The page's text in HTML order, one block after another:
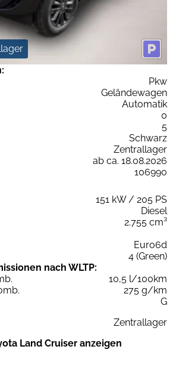
Pkw
Geländewagen
Automatik
0
5
Schwarz
Zentrallager
ab ca. 18.08.2026
106990
151 kW / 205 PS
Diesel
2.755 cm³
Euro6d
4 (Green)
nach WLTP:
10,5 l/100km
275 g/km
G
Zentrallager
Land Cruiser anzeigen